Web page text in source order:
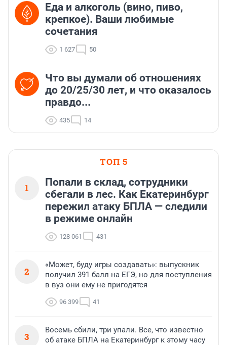
Еда и алкоголь (вино, пиво,
крепкое). Ваши любимые
сочетания
1 627 50
Что вы думали об отношениях
до 20/25/30 лет, и что оказалось
правдо...
435 14
ТОП 5
1
Попали в склад, сотрудники
сбегали в лес. Как Екатеринбург
пережил атаку БПЛА — следили
в режиме онлайн
128 061 431
2
«Может, буду игры создавать»: выпускник
получил 391 балл на ЕГЭ, но для поступления
в вуз они ему не пригодятся
96 399 41
3
Восемь сбили, три упали. Все, что известно
об атаке БПЛА на Екатеринбург к этому часу